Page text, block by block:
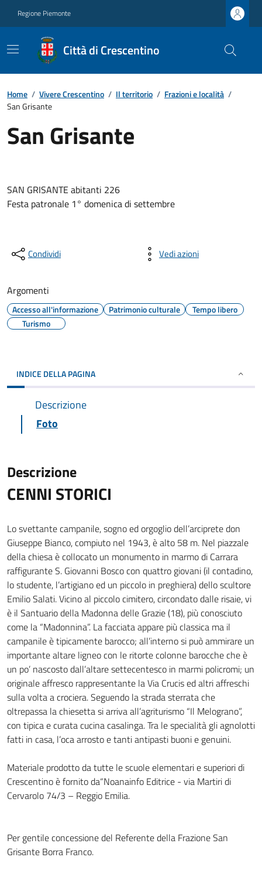
Regione Piemonte
Città di Crescentino
Home / Vivere Crescentino / Il territorio / Frazioni e località /
San Grisante
San Grisante
SAN GRISANTE abitanti 226
Festa patronale 1° domenica di settembre
Condividi Vedi azioni
Argomenti
Accesso all'informazione Patrimonio culturale
Tempo libero
Turismo
INDICE DELLA PAGINA
Descrizione
Foto
Descrizione
CENNI STORICI
Lo svettante campanile, sogno ed orgoglio dell’arciprete don
Giuseppe Bianco, compiuto nel 1943, è alto 58 m. Nel piazzale
della chiesa è collocato un monumento in marmo di Carrara
raffigurante S. Giovanni Bosco con quattro giovani (il contadino,
lo studente, l’artigiano ed un piccolo in preghiera) dello scultore
Emilio Salati. Vicino al piccolo cimitero, circondato dalle risaie, vi
è il Santuario della Madonna delle Grazie (18), più conosciuto
come la “Madonnina”. La facciata appare più classica ma il
campanile è tipicamente barocco; all’interno si può ammirare un
importante altare ligneo con le ritorte colonne barocche che è
un po’ nascosto dall’altare settecentesco in marmi policromi; un
originale affresco rappresentante la Via Crucis ed altri affreschi
sulla volta a crociera. Seguendo la strada sterrata che
oltrepassa la chiesetta si arriva all’agriturismo “Il Melograno”,
con tipica e curata cucina casalinga. Tra le specialità gli agnolotti
fatti in casa, l’oca arrosto e tanti antipasti buoni e genuini.
Materiale prodotto da tutte le scuole elementari e superiori di
Crescentino è fornito da“Noanainfo Editrice - via Martiri di
Cervarolo 74/3 – Reggio Emilia.
Per gentile concessione del Referente della Frazione San
Grisante Borra Franco.